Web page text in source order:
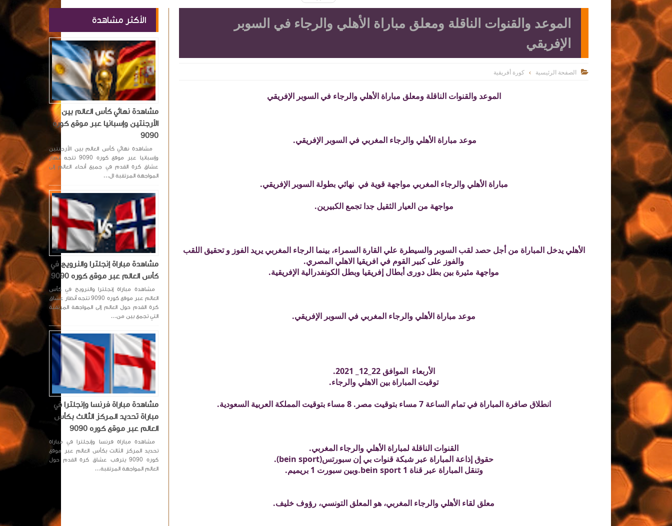
الموعد والقنوات الناقلة ومعلق مباراة الأهلي والرجاء في السوبر
الإفريقي
 الصفحة الرئيسية كورة أفريقية
الموعد والقنوات الناقلة ومعلق مباراة الأهلي والرجاء في السوبر الإفريقي
موعد مباراة الأهلي والرجاء المغربي في السوبر الإفريقي.
مباراة الأهلي والرجاء المغربي مواجهة قوية في نهائي بطولة السوبر الإفريقي.
مواجهة من العيار الثقيل جدا تجمع الكبيرين.
الأهلي يدخل المباراة من أجل حصد لقب السوبر والسيطرة علي القارة السمراء، بينما الرجاء المغربي يريد الفوز و تحقيق اللقب
والفوز على كبير القوم في افريقيا الاهلي المصري.
مواجهة مثيرة بين بطل دورى أبطال إفريقيا وبطل الكونفدرالية الإفريقية.
موعد مباراة الأهلي والرجاء المغربي في السوبر الإفريقي.
الأربعاء الموافق 22_12_ 2021.
توقيت المباراة بين الاهلي والرجاء.
انطلاق صافرة المباراة في تمام الساعة 7 مساء بتوقيت مصر. 8 مساء بتوقيت المملكة العربية السعودية.
القنوات الناقلة لمباراة الأهلي والرجاء المغربي.
حقوق إذاعة المباراة عبر شبكة قنوات بي إن سبورتس(bein sport).
وتنقل المباراة عبر قناة bein sport 1.وبين سبورت 1 بريميم.
معلق لقاء الأهلي والرجاء المغربي، هو المعلق التونسي، رؤوف خليف.
الأكثر مشاهدة
مشاهدة نهائي كأس العالم بين
الأرجنتين وإسبانيا عبر موقع كوره
9090
مشاهدة نهائي كأس العالم بين الأرجنتين
وإسبانيا عبر موقع كوره 9090 تتجه أنظار
عشاق كرة القدم في جميع أنحاء العالم إلى
المواجهة المرتقبة ال...
مشاهدة مباراة إنجلترا والنرويج في
كأس العالم عبر موقع كوره 9090
مشاهدة مباراة إنجلترا والنرويج في كأس
العالم عبر موقع كوره 9090 تتجه أنظار عشاق
كرة القدم حول العالم إلى المواجهة المرتقبة
التي تجمع بين من...
مشاهدة مباراة فرنسا وإنجلترا في
مباراة تحديد المركز الثالث بكأس
العالم عبر موقع كوره 9090
مشاهدة مباراة فرنسا وإنجلترا في مباراة
تحديد المركز الثالث بكأس العالم عبر موقع
كوره 9090 يترقب عشاق كرة القدم حول
العالم المواجهة المرتقبة...